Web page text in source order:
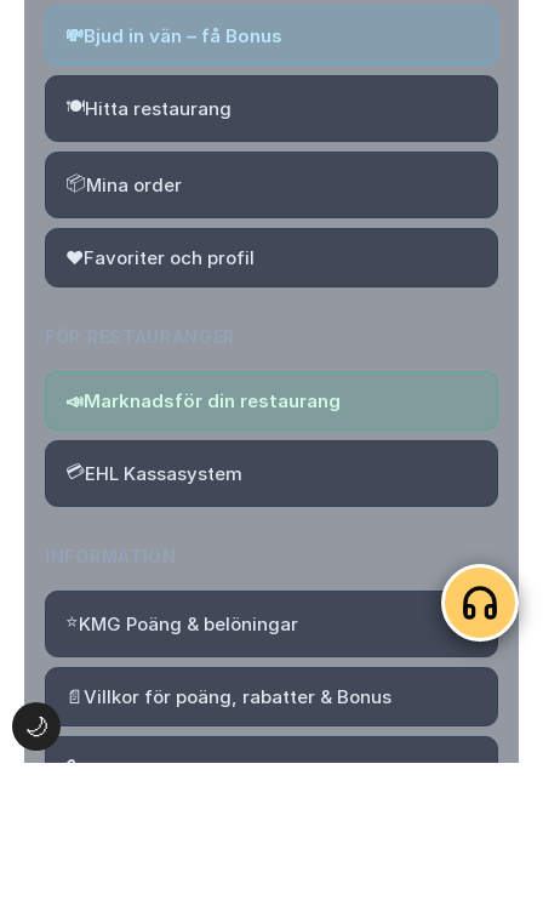
🌙
💸Bjud in vän – få Bonus
🍽️Hitta restaurang
📦Mina order
❤️Favoriter och profil
📣Marknadsför din restaurang
💳EHL Kassasystem
⭐KMG Poäng & belöningar
📄Villkor för poäng, rabatter & Bonus
🔒Integritetspolicy